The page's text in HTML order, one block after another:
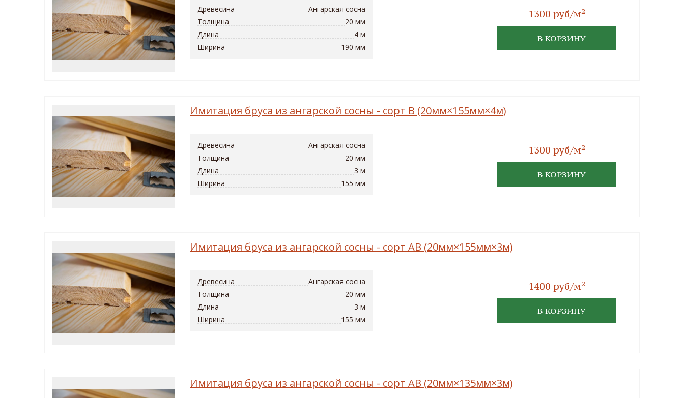
Древесина
Ангарская сосна
Толщина
20 мм
Длина
4 м
Ширина
190 мм
1300 руб/м2
В КОРЗИНУ
Имитация бруса из ангарской сосны - сорт B (20мм×155мм×4м)
Древесина
Ангарская сосна
Толщина
20 мм
Длина
3 м
Ширина
155 мм
1300 руб/м2
В КОРЗИНУ
Имитация бруса из ангарской сосны - сорт AB (20мм×155мм×3м)
Древесина
Ангарская сосна
Толщина
20 мм
Длина
3 м
Ширина
155 мм
1400 руб/м2
В КОРЗИНУ
Имитация бруса из ангарской сосны - сорт AB (20мм×135мм×3м)